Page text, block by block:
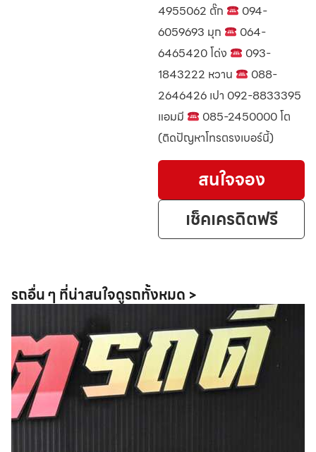
4955062 ตั๊ก
094-
6059693 มุก
064-
6465420 โด่ง
093-
1843222 หวาน
088-
2646426 เปา 092-8833395
แอมมี
085-2450000 โต
(ติดปัญหาโทรตรงเบอร์นี้)
สนใจจอง
เช็คเครดิตฟรี
รถอื่น ๆ ที่น่าสนใจดูรถทั้งหมด >